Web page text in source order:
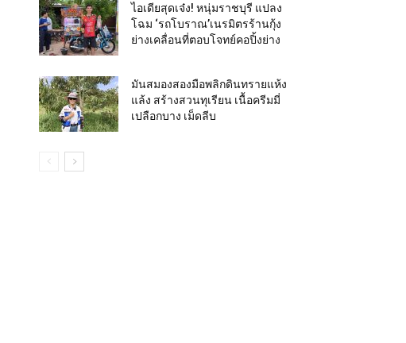
ไอเดียสุดเจ๋ง! หนุ่มราชบุรี แปลง
โฉม ‘รถโบราณ’เนรมิตรร้านกุ้ง
ย่างเคลื่อนที่ตอบโจทย์คอปิ้งย่าง
มันสมองสองมือพลิกดินทรายแห้ง
แล้ง สร้างสวนทุเรียน เนื้อครีมมี่
เปลือกบาง เม็ดลีบ